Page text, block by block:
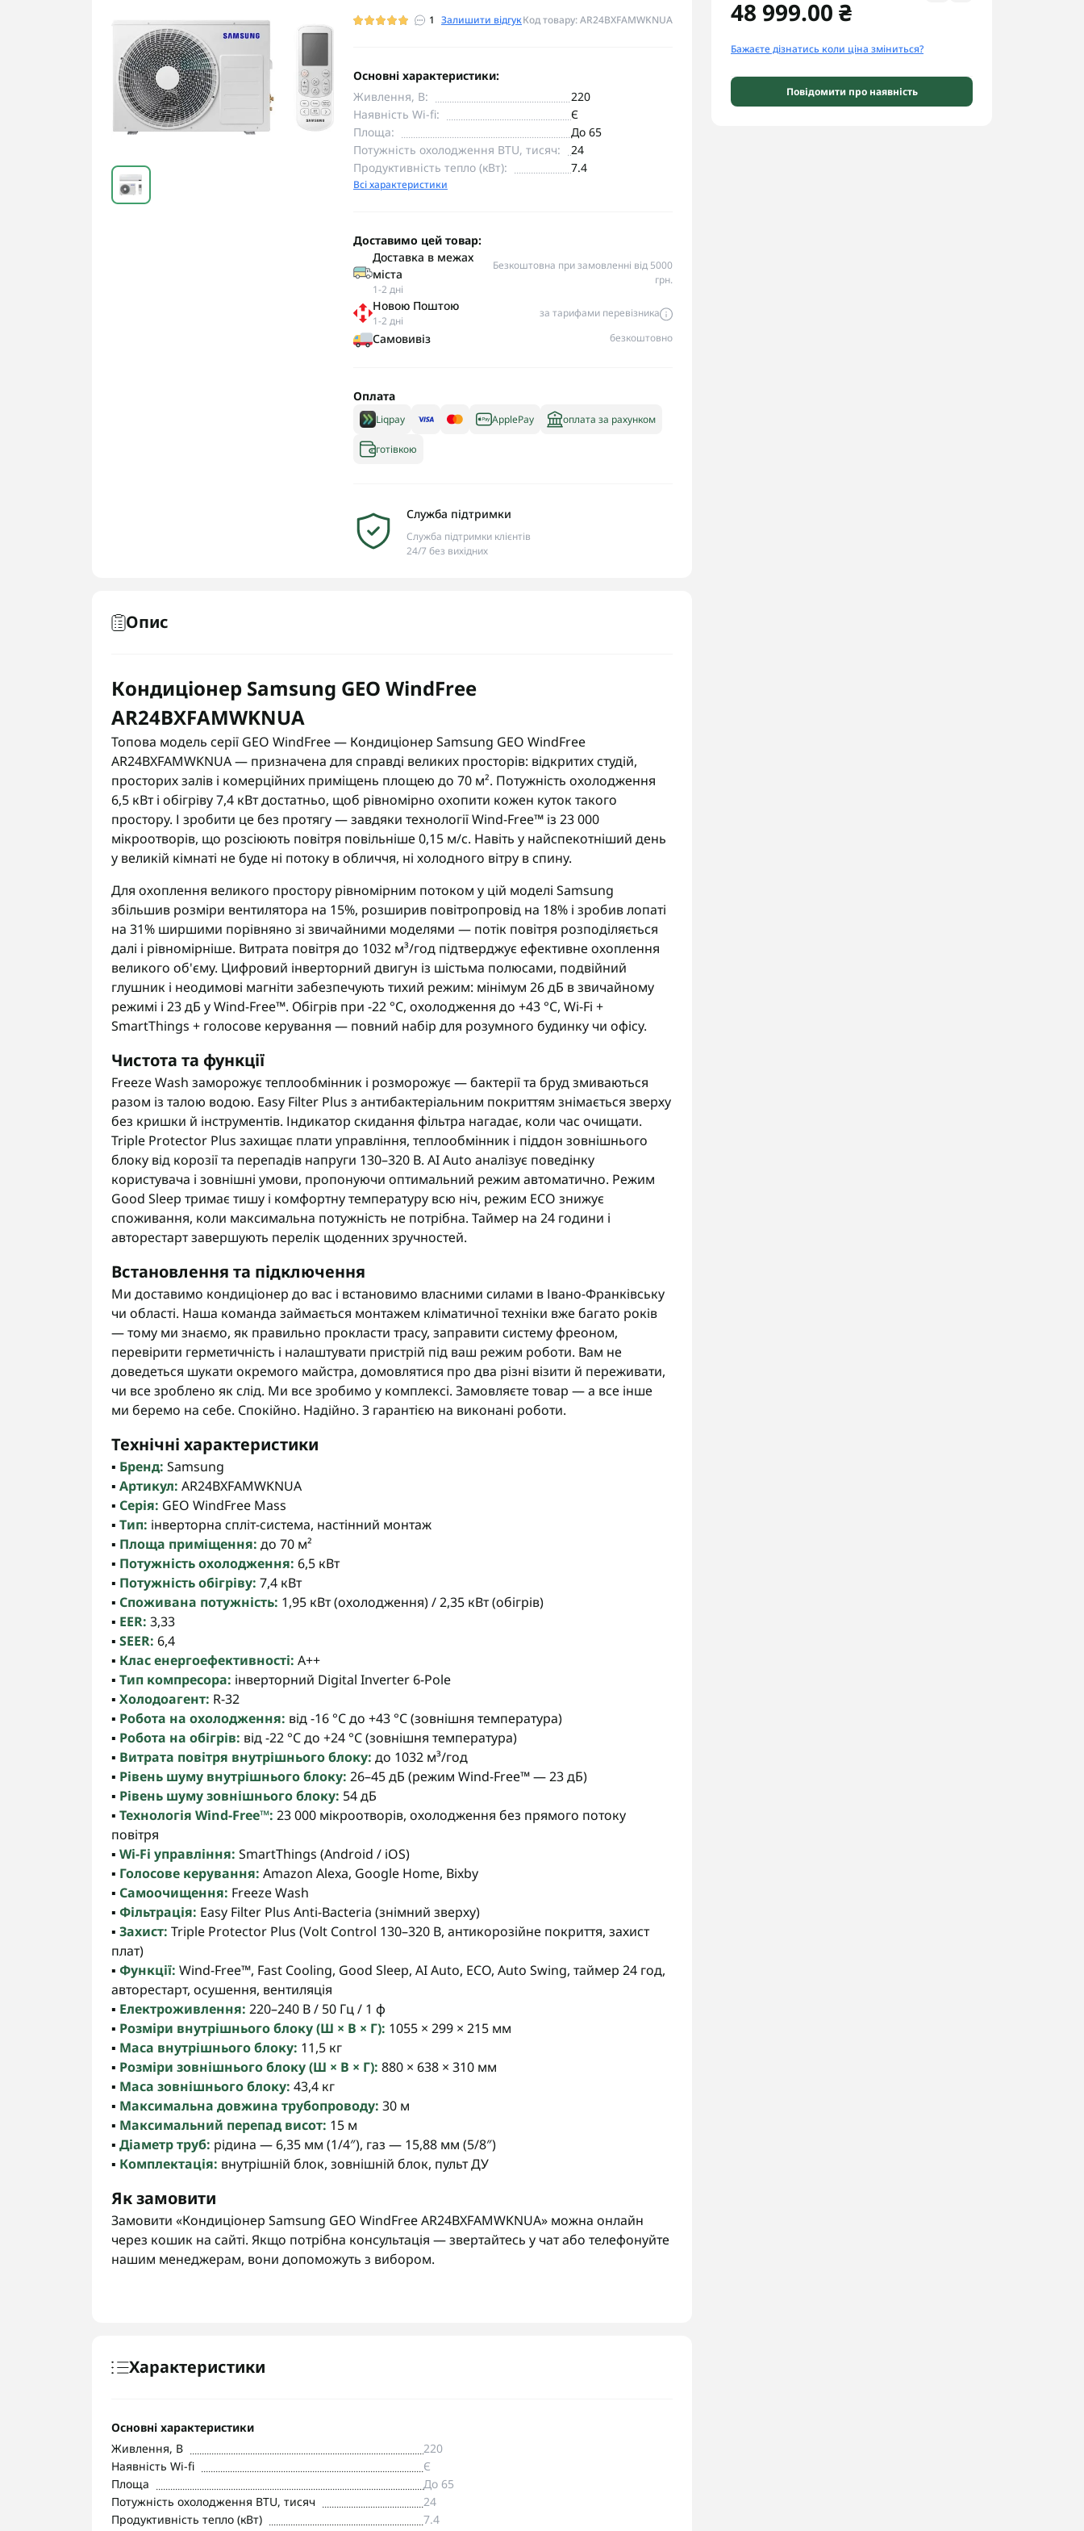
1 Залишити відгукКод товару: AR24BXFAMWKNUA 48 999.00 ₴
Бажаєте дізнатись коли ціна зміниться?
Повідомити про наявність
Основні характеристики:
Живлення, В:
220
Наявність Wi-fi:
Є
Площа:
До 65
Потужність охолодження BTU, тисяч:
24
Продуктивність тепло (кВт):
7.4
Всі характеристики
Доставимо цей товар:
Доставка в межах
міста
1-2 дні
Безкоштовна при замовленні від 5000
грн.
Новою Поштою
1-2 дні
за тарифами перевізника
Самовивіз безкоштовно
Оплата
Liqpay ApplePay оплата за рахунком
готівкою
Служба підтримки
Служба підтримки клієнтів
24/7 без вихідних
Опис
Кондиціонер Samsung GEO WindFree
AR24BXFAMWKNUA
Топова модель серії GEO WindFree — Кондиціонер Samsung GEO WindFree
AR24BXFAMWKNUA — призначена для справді великих просторів: відкритих студій,
просторих залів і комерційних приміщень площею до 70 м². Потужність охолодження
6,5 кВт і обігріву 7,4 кВт достатньо, щоб рівномірно охопити кожен куток такого
простору. І зробити це без протягу — завдяки технології Wind-Free™ із 23 000
мікроотворів, що розсіюють повітря повільніше 0,15 м/с. Навіть у найспекотніший день
у великій кімнаті не буде ні потоку в обличчя, ні холодного вітру в спину.
Для охоплення великого простору рівномірним потоком у цій моделі Samsung
збільшив розміри вентилятора на 15%, розширив повітропровід на 18% і зробив лопаті
на 31% ширшими порівняно зі звичайними моделями — потік повітря розподіляється
далі і рівномірніше. Витрата повітря до 1032 м³/год підтверджує ефективне охоплення
великого об'єму. Цифровий інверторний двигун із шістьма полюсами, подвійний
глушник і неодимові магніти забезпечують тихий режим: мінімум 26 дБ в звичайному
режимі і 23 дБ у Wind-Free™. Обігрів при -22 °C, охолодження до +43 °C, Wi-Fi +
SmartThings + голосове керування — повний набір для розумного будинку чи офісу.
Чистота та функції
Freeze Wash заморожує теплообмінник і розморожує — бактерії та бруд змиваються
разом із талою водою. Easy Filter Plus з антибактеріальним покриттям знімається зверху
без кришки й інструментів. Індикатор скидання фільтра нагадає, коли час очищати.
Triple Protector Plus захищає плати управління, теплообмінник і піддон зовнішнього
блоку від корозії та перепадів напруги 130–320 В. AI Auto аналізує поведінку
користувача і зовнішні умови, пропонуючи оптимальний режим автоматично. Режим
Good Sleep тримає тишу і комфортну температуру всю ніч, режим ECO знижує
споживання, коли максимальна потужність не потрібна. Таймер на 24 години і
авторестарт завершують перелік щоденних зручностей.
Встановлення та підключення
Ми доставимо кондиціонер до вас і встановимо власними силами в Івано-Франківську
чи області. Наша команда займається монтажем кліматичної техніки вже багато років
— тому ми знаємо, як правильно прокласти трасу, заправити систему фреоном,
перевірити герметичність і налаштувати пристрій під ваш режим роботи. Вам не
доведеться шукати окремого майстра, домовлятися про два різні візити й переживати,
чи все зроблено як слід. Ми все зробимо у комплексі. Замовляєте товар — а все інше
ми беремо на себе. Спокійно. Надійно. З гарантією на виконані роботи.
Технічні характеристики
▪️ Бренд: Samsung
▪️ Артикул: AR24BXFAMWKNUA
▪️ Серія: GEO WindFree Mass
▪️ Тип: інверторна спліт-система, настінний монтаж
▪️ Площа приміщення: до 70 м²
▪️ Потужність охолодження: 6,5 кВт
▪️ Потужність обігріву: 7,4 кВт
▪️ Споживана потужність: 1,95 кВт (охолодження) / 2,35 кВт (обігрів)
▪️ EER: 3,33
▪️ SEER: 6,4
▪️ Клас енергоефективності: A++
▪️ Тип компресора: інверторний Digital Inverter 6-Pole
▪️ Холодоагент: R-32
▪️ Робота на охолодження: від -16 °C до +43 °C (зовнішня температура)
▪️ Робота на обігрів: від -22 °C до +24 °C (зовнішня температура)
▪️ Витрата повітря внутрішнього блоку: до 1032 м³/год
▪️ Рівень шуму внутрішнього блоку: 26–45 дБ (режим Wind-Free™ — 23 дБ)
▪️ Рівень шуму зовнішнього блоку: 54 дБ
▪️ Технологія Wind-Free™: 23 000 мікроотворів, охолодження без прямого потоку
повітря
▪️ Wi-Fi управління: SmartThings (Android / iOS)
▪️ Голосове керування: Amazon Alexa, Google Home, Bixby
▪️ Самоочищення: Freeze Wash
▪️ Фільтрація: Easy Filter Plus Anti-Bacteria (знімний зверху)
▪️ Захист: Triple Protector Plus (Volt Control 130–320 В, антикорозійне покриття, захист
плат)
▪️ Функції: Wind-Free™, Fast Cooling, Good Sleep, AI Auto, ECO, Auto Swing, таймер 24 год,
авторестарт, осушення, вентиляція
▪️ Електроживлення: 220–240 В / 50 Гц / 1 ф
▪️ Розміри внутрішнього блоку (Ш × В × Г): 1055 × 299 × 215 мм
▪️ Маса внутрішнього блоку: 11,5 кг
▪️ Розміри зовнішнього блоку (Ш × В × Г): 880 × 638 × 310 мм
▪️ Маса зовнішнього блоку: 43,4 кг
▪️ Максимальна довжина трубопроводу: 30 м
▪️ Максимальний перепад висот: 15 м
▪️ Діаметр труб: рідина — 6,35 мм (1/4″), газ — 15,88 мм (5/8″)
▪️ Комплектація: внутрішній блок, зовнішній блок, пульт ДУ
Як замовити
Замовити «Кондиціонер Samsung GEO WindFree AR24BXFAMWKNUA» можна онлайн
через кошик на сайті. Якщо потрібна консультація — звертайтесь у чат або телефонуйте
нашим менеджерам, вони допоможуть з вибором.
Характеристики
Основні характеристики
Живлення, В
220
Наявність Wi-fi
Є
Площа
До 65
Потужність охолодження BTU, тисяч
24
Продуктивність тепло (кВт)
7.4